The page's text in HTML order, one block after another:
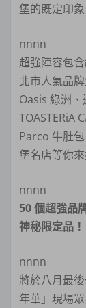
堡的既定印
nnnn
超強陣容包
北市人氣品
Oasis 綠洲
TOASTERiA
Parco 牛肚
堡名店等你來
nnnn
50 個超強品
神秘限定品！
nnnn
將於八月最
年華」現場